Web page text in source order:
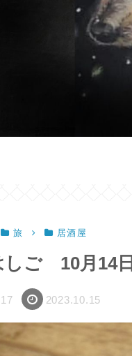
旅 居酒屋
しご 10月14日
2023.10.15